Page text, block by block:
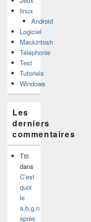
linux
Android
Logiciel
Mackintosh
Téléphonie
Test
Tutoriels
Windows
Les
derniers
commentaires
Titi
dans
C’est
quoi
le
a,b,g,n
après